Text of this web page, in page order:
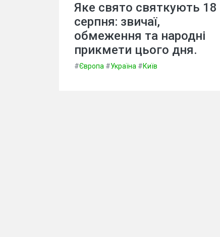
Яке свято святкують 18
серпня: звичаї,
обмеження та народні
прикмети цього дня.
#Європа #Україна #Київ